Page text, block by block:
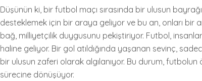
Düşünün ki, bir futbol maçı sırasında bir ulusun
desteklemek için bir araya geliyor ve bu an, onları
bağ, milliyetçilik duygusunu pekiştiriyor. Futbol,
haline geliyor. Bir gol atıldığında yaşanan sevinç,
bir ulusun zaferi olarak algılanıyor. Bu durum,
sürecine dönüşüyor.